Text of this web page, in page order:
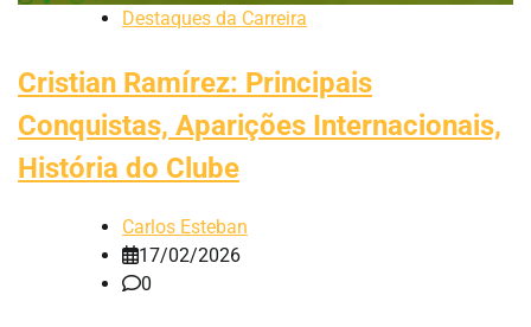
Destaques da Carreira
Cristian Ramírez: Principais
Conquistas, Aparições Internacionais,
História do Clube
Carlos Esteban
17/02/2026
0